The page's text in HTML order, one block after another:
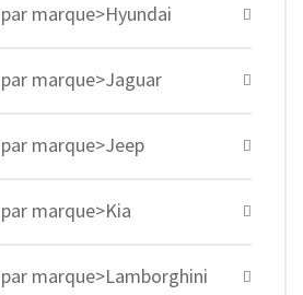
marque>Hyundai
marque>Jaguar
marque>Jeep
marque>Kia
marque>Lamborghini